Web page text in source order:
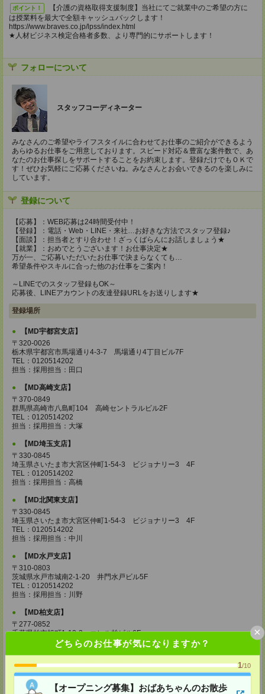
どちらのお仕事が気になりますか？
1/10
【オープニング募集】おばあちゃんのお散歩
×
ポイント！
【介護の資格取得支援制度】当社にてご就業中のご希望の方に
は授業料を最大で全額キャッシュバックします！
https://www.braves.co.jp/lpss/index.html
★人材ビジネス検定合格者多数、より専門的にサポートします！
フォローについて
スタッフコーディネーター
みなさんのご希望やライフスタイルに合わせてお仕事のご紹介ができるよう
あらゆるお仕事をご用意しております。スピード対応＆豊富な案件数で、あ
なたのお仕事探しをサポートすることをお約束します。登録だけでもＯＫで
す！ぜひお気軽にご応募くださいね。みなさんとお会いできるのを楽しみに
しています。
登録について
【応募】：WEB応募は24時間受付中！
【登録】：電話・Web・LINE・来社…お好きな方法でスタッフ登録♪
【面談】：担当者とすり合わせ！ざっくばらんにお話しましょう★
【就業】：おめでとうございます！お仕事決定★
万が一、ご応募いただいたお仕事で決まらなくても…
希望条件やスキルに合った他のお仕事をご案内！
～LINEでのスタッフ登録もOK～
応募後、LINEアカウントの友達登録URLをお送りします★
登録場所
【MD宇都宮支店】
〒320-0026
栃木県宇都宮市馬場通り4-3-7 馬場通り4丁目ビル7F
TEL：0120514202
担当：採用担当：田口
【MD高崎支店】
〒370-0849
群馬県高崎市八島町104 高崎セントラルビル2F
TEL：0120514202
担当：採用担当：大塚
【MD埼玉支店】
〒330-0845
埼玉県さいたま市大宮区仲町1-54-3 ビジョナリー3 4F
TEL：0120514202
担当：採用担当：高橋
【MD北関東支店】
〒330-0845
埼玉県さいたま市大宮区仲町1-54-3 ビジョナリー3 4F
TEL：0120514202
担当：採用担当：中川
【MD水戸支店】
〒310-0803
茨城県水戸市城南2-1-20 井門水戸ビル5F
TEL：0120514202
担当：採用担当：川野
【MD柏支店】
〒277-0852
千葉県柏市旭町1-12-2 エレル柏ビル6F
TEL：0120514202
担当：採用担当：渡辺
【MD千葉支店】
〒260-0015
千葉県千葉市中央区富士見1-15-9 朝日生命千葉ビル4F